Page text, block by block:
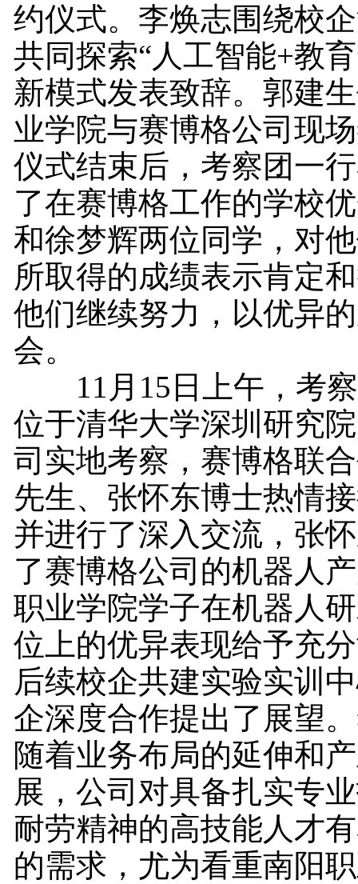
约仪式。李焕志围绕校
共同探索“人工智能+教
新模式发表致辞。郭建
业学院与赛博格公司现
仪式结束后，考察团一
了在赛博格工作的学校
和徐梦辉两位同学，对
所取得的成绩表示肯定
他们继续努力，以优异
会。
11月15日上午，考察
位于清华大学深圳研究
司实地考察，赛博格联
先生、张怀东博士热情
并进行了深入交流，张
了赛博格公司的机器人
职业学院学子在机器人
位上的优异表现给予充
后续校企共建实验实训
企深度合作提出了展望
随着业务布局的延伸和
展，公司对具备扎实专
耐劳精神的高技能人才
的需求，尤为看重南阳